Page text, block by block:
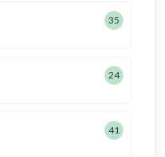
35
24
41